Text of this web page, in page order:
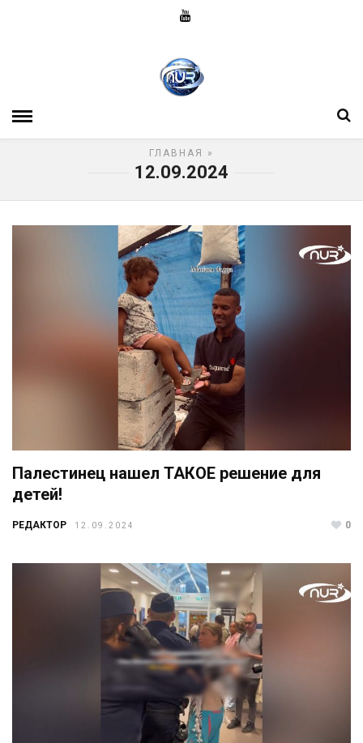
ГЛАВНАЯ »
12.09.2024
Палестинец нашел ТАКОЕ решение для
детей!
РЕДАКТОР 12.09.2024 0